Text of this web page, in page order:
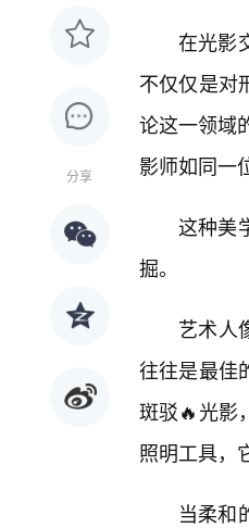
分享
在光影
不仅仅是对
论这一领域
影师如同一
这种美
掘。
艺术人
往往是最佳
斑驳🔥光影
照明工具，
当柔和